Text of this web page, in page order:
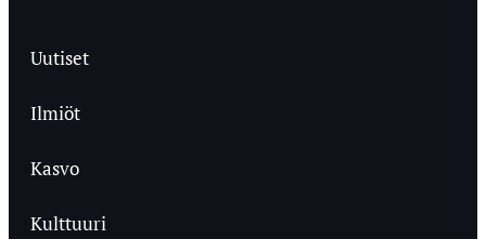
Uutiset
Ilmiöt
Kasvo
Kulttuuri